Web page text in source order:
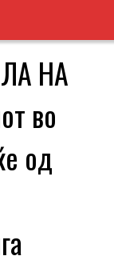
НА
во
од